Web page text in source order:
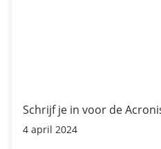
Schrijf je in voor de
4 april 2024